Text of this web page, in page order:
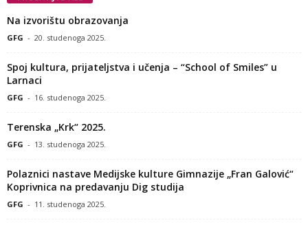
Na izvorištu obrazovanja
GFG - 20. studenoga 2025.
Spoj kultura, prijateljstva i učenja – “School of Smiles” u
Larnaci
GFG - 16. studenoga 2025.
Terenska „Krk“ 2025.
GFG - 13. studenoga 2025.
Polaznici nastave Medijske kulture Gimnazije „Fran Galović“
Koprivnica na predavanju Dig studija
GFG - 11. studenoga 2025.